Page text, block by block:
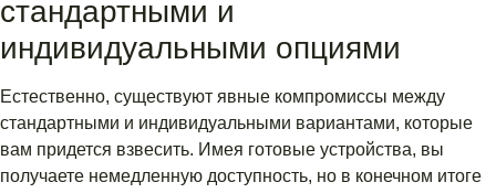
стандартными и
индивидуальными опциями
Естественно, существуют явные компромиссы между
стандартными и индивидуальными вариантами, которые
вам придется взвесить. Имея готовые устройства, вы
получаете немедленную доступность, но в конечном итоге